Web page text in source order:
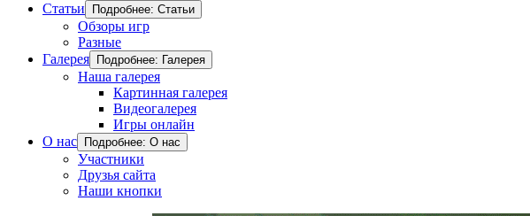
Статьи
Подробнее: Статьи
Обзоры игр
Разные
Галерея
Подробнее: Галерея
Наша галерея
Картинная галерея
Видеогалерея
Игры онлайн
О нас
Подробнее: О нас
Участники
Друзья сайта
Наши кнопки